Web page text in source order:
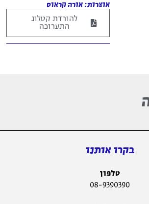
אוצרות: אורה קראוס
להורדת קטלוג
התערוכה
בקרו אותנו
טלפון
08-9390390